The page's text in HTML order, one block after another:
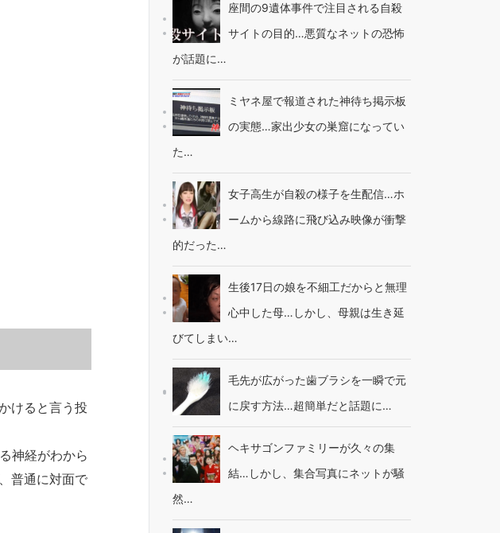
けると言う投
神経がわから
普通に対面で
座間の9遺体事件で注目される自殺
サイトの目的…悪質なネットの恐怖
が話題に…
ミヤネ屋で報道された神待ち掲示板
の実態…家出少女の巣窟になってい
た…
女子高生が自殺の様子を生配信…ホ
ームから線路に飛び込み映像が衝撃
的だった…
生後17日の娘を不細工だからと無理
心中した母…しかし、母親は生き延
びてしまい…
毛先が広がった歯ブラシを一瞬で元
に戻す方法…超簡単だと話題に…
ヘキサゴンファミリーが久々の集
結…しかし、集合写真にネットが騒
然…